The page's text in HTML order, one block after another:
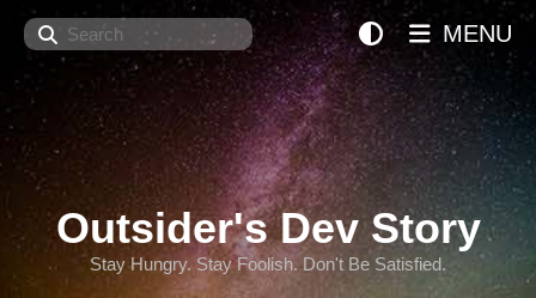
Search
Outsider's Dev Story
Stay Hungry. Stay Foolish. Don't Be Satisfied.
MENU